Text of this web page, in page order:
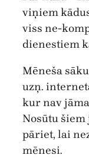
viņiem
viss ne-
dienestiem
Mēneša
uzņ.
kur nav
Nosūtu
pāriet, lai
mēnesi.